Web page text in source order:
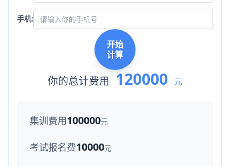
手机:
开始
计算
你的总计费用 120000 元
集训费用100000元
考试报名费10000元